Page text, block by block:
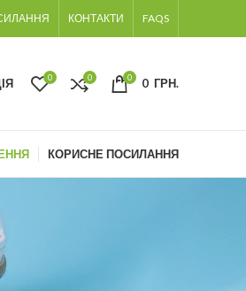
КОНТАКТИ FAQS
0 0 0 0 ГРН.
КОРИСНЕ ПОСИЛАННЯ